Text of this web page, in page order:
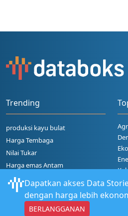
Trending
produksi kayu bulat
Harga Tembaga
Nilai Tukar
Harga emas Antam
Harga PerakDapatkan akses Data
dengan harga lebih
BERLANGGANAN